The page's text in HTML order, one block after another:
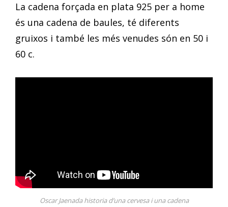
La cadena forçada en plata 925 per a home
és una cadena de baules, té diferents
gruixos i també les més venudes són en 50 i
60 c.
Oscar Jaenada historia d’una cervesa i una cadena